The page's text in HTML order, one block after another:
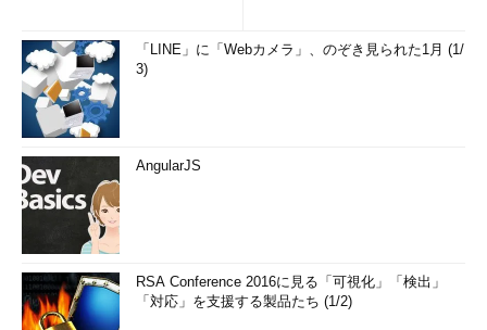
「LINE」に「Webカメラ」、のぞき見られた1月 (1/
3)
AngularJS
RSA Conference 2016に見る「可視化」「検出」
「対応」を支援する製品たち (1/2)